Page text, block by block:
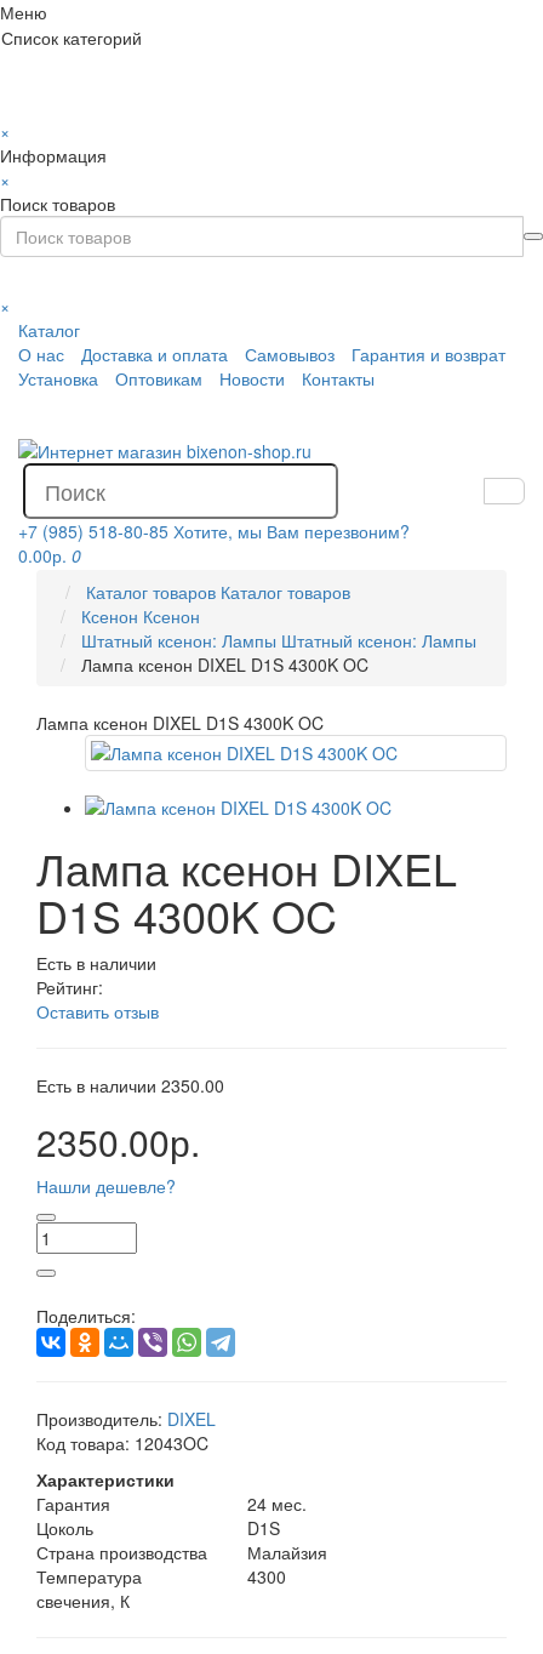
Меню
Список категорий
×
Информация
×
Поиск товаров
×
Каталог
О нас
Доставка и оплата Самовывоз
Гарантия и возврат
Установка
Оптовикам Новости Контакты
+7 (985) 518-80-85 Хотите, мы Вам перезвоним?
0.00р. 0
Каталог товаров Каталог товаров
Ксенон Ксенон
Штатный ксенон: Лампы Штатный ксенон: Лампы
Лампа ксенон DIXEL D1S 4300K OC
Лампа ксенон DIXEL D1S 4300K OC
Лампа ксенон DIXEL
D1S 4300K OC
Есть в наличии
Рейтинг:
Оставить отзыв
Есть в наличии 2350.00
2350.00р.
Нашли дешевле?
Поделиться:
Производитель: DIXEL
Код товара: 12043OC
Характеристики
Гарантия
24 мес.
Цоколь
D1S
Страна производства
Малайзия
Температура
свечения, К
4300